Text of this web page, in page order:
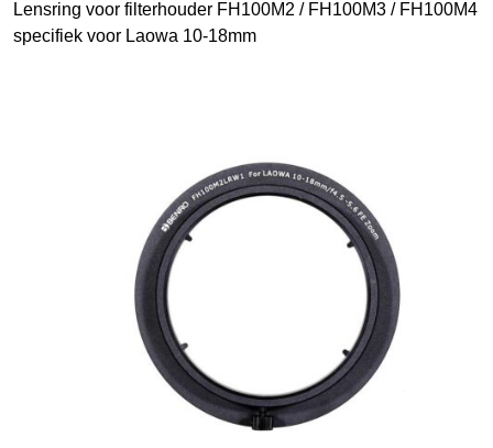
Lensring voor filterhouder FH100M2 / FH100M3 / FH100M4
specifiek voor Laowa 10-18mm